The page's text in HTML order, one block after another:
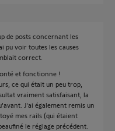
de posts concernant les
pu voir toutes les causes
correct.
et fonctionne !
ce qui était un peu trop,
vraiment satisfaisant, la
J'ai également remis un
mes rails (qui étaient
le réglage précédent.